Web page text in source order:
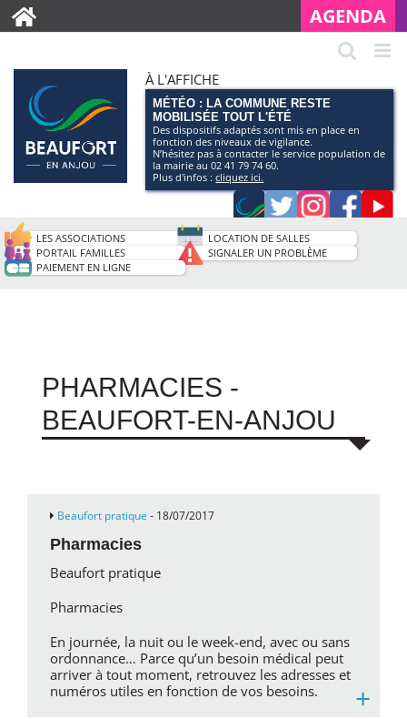
AGENDA
À L'AFFICHE
MÉTÉO : LA COMMUNE RESTE
MOBILISÉE TOUT L'ÉTÉ
Des dispositifs adaptés sont mis en place en
fonction des niveaux de vigilance.
N’hésitez pas à contacter le service population de
la mairie au 02 41 79 74 60.
Plus d'infos :cliquez ici.
Application
smartphone
de
TwitterInstagram
LES ASSOCIATIONS
LOCATION DE SALLES
PORTAIL FAMILLES
SIGNALER UN PROBLÈME
PAIEMENT EN LIGNE
PHARMACIES -
BEAUFORT-EN-ANJOU
Beaufort pratique - 18/07/2017
Pharmacies
Beaufort pratique
Pharmacies
En journée, la nuit ou le week-end, avec ou sans
ordonnance… Parce qu’un besoin médical peut
arriver à tout moment, retrouvez les adresses et
numéros utiles en fonction de vos besoins.
+